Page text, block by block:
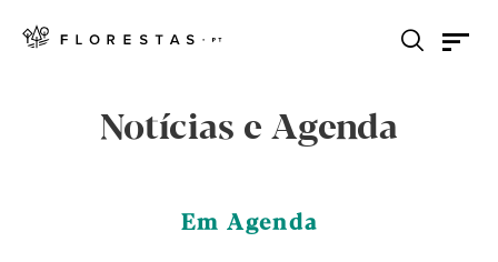
Notícias e Agenda
Em Agenda